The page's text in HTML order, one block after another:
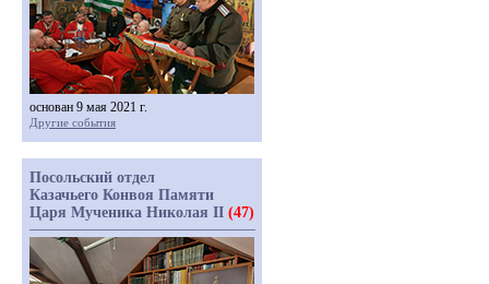
основан 9 мая 2021 г.
Другие события
Посольский отдел
Казачьего Конвоя Памяти
Царя Мученика Николая II (47)